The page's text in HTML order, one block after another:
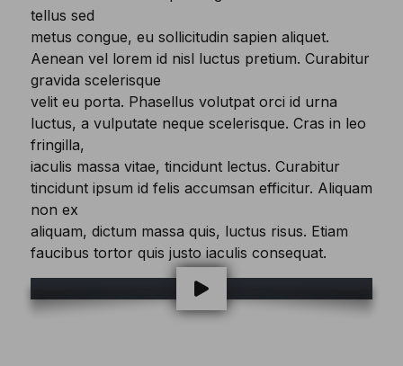
tellus sed
metus congue, eu sollicitudin sapien aliquet.
Aenean vel lorem id nisl luctus pretium. Curabitur
gravida scelerisque
velit eu porta. Phasellus volutpat orci id urna
luctus, a vulputate neque scelerisque. Cras in leo
fringilla,
iaculis massa vitae, tincidunt lectus. Curabitur
tincidunt ipsum id felis accumsan efficitur. Aliquam
non ex
aliquam, dictum massa quis, luctus risus. Etiam
faucibus tortor quis justo iaculis consequat.